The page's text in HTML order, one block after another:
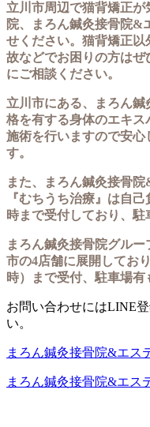
立川市周辺で猫背矯正
院、まろん鍼灸接骨院&
せください。猫背矯正
故などでお困りの方は
にご相談ください。
立川市にある、まろん
格を有する身体のエキ
施術を行いますので安
す。
また、まろん鍼灸接骨
『むちうち治療』は自
時まで受付しており、駐
まろん鍼灸接骨院グルー
市の4店舗に展開してお
時）まで受付、駐車場有
お問い合わせにはLINE
い。
まろん鍼灸接骨院&エス
まろん鍼灸接骨院&エス